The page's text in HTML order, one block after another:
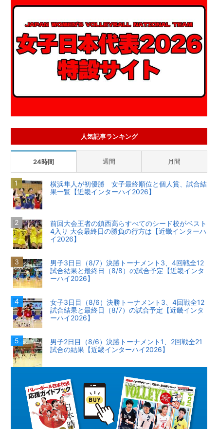
人気記事ランキング
24時間 週間 月間
横浜隼人が初優勝 女子最終順位と個人賞、試合結
果一覧【近畿インターハイ2026】
前回大会王者の鎮西高らすべてのシード校がベスト
4入り 大会最終日の勝負の行方は【近畿インターハ
イ2026】
男子3日目（8/7）決勝トーナメント3、4回戦全12
試合結果と最終日（8/8）の試合予定【近畿インタ
ーハイ2026】
女子3日目（8/6）決勝トーナメント3、4回戦全12
試合結果と最終日（8/7）の試合予定【近畿インタ
ーハイ2026】
男子2日目（8/6）決勝トーナメント1、2回戦全21
試合の結果【近畿インターハイ2026】